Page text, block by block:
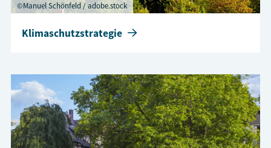
©Manuel Schönfeld / adobe.stock
Klimaschutzstrategie